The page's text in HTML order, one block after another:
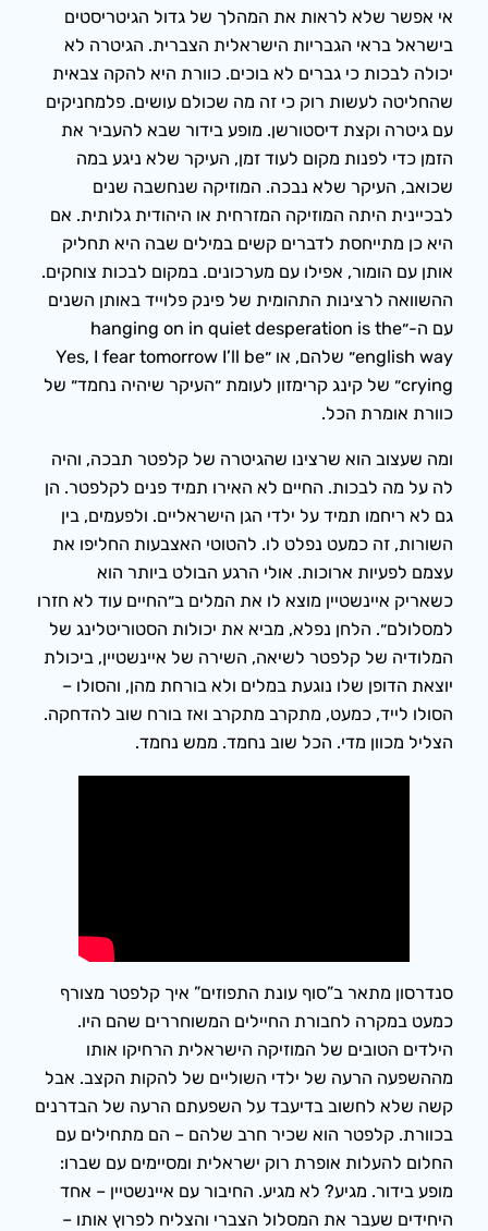
אי אפשר שלא לראות את המהלך של גדול הגיטריסטים
בישראל בראי הגבריות הישראלית הצברית. הגיטרה לא
יכולה לבכות כי גברים לא בוכים. כוורת היא להקה צבאית
שהחליטה לעשות רוק כי זה מה שכולם עושים. פלמחניקים
עם גיטרה וקצת דיסטורשן. מופע בידור שבא להעביר את
הזמן כדי לפנות מקום לעוד זמן, העיקר שלא ניגע במה
שכואב, העיקר שלא נבכה. המוזיקה שנחשבה שנים
לבכיינית היתה המוזיקה המזרחית או היהודית גלותית. אם
היא כן מתייחסת לדברים קשים במילים שבה היא תחליק
אותן עם הומור, אפילו עם מערכונים. במקום לבכות צוחקים.
ההשוואה לרצינות התהומית של פינק פלוייד באותן השנים
עם ה-״hanging on in quiet desperation is the
english way״ שלהם, או ״Yes, I fear tomorrow I’ll be
crying״ של קינג קרימזון לעומת ״העיקר שיהיה נחמד״ של
כוורת אומרת הכל.
ומה שעצוב הוא שרצינו שהגיטרה של קלפטר תבכה, והיה
לה על מה לבכות. החיים לא האירו תמיד פנים לקלפטר. הן
גם לא ריחמו תמיד על ילדי הגן הישראליים. ולפעמים, בין
השורות, זה כמעט נפלט לו. להטוטי האצבעות החליפו את
עצמם לפעיות ארוכות. אולי הרגע הבולט ביותר הוא
כשאריק איינשטיין מוצא לו את המלים ב״החיים עוד לא חזרו
למסלולם״. הלחן נפלא, מביא את יכולות הסטוריטלינג של
המלודיה של קלפטר לשיאה, השירה של איינשטיין, ביכולת
יוצאת הדופן שלו נוגעת במלים ולא בורחת מהן, והסולו –
הסולו לייד, כמעט, מתקרב מתקרב ואז בורח שוב להדחקה.
הצליל מכוון מדי. הכל שוב נחמד. ממש נחמד.
סנדרסון מתאר ב”סוף עונת התפוזים” איך קלפטר מצורף
כמעט במקרה לחבורת החיילים המשוחררים שהם היו.
הילדים הטובים של המוזיקה הישראלית הרחיקו אותו
מההשפעה הרעה של ילדי השוליים של להקות הקצב. אבל
קשה שלא לחשוב בדיעבד על השפעתם הרעה של הבדרנים
בכוורת. קלפטר הוא שכיר חרב שלהם – הם מתחילים עם
החלום להעלות אופרת רוק ישראלית ומסיימים עם שברו:
מופע בידור. מגיע? לא מגיע. החיבור עם איינשטיין – אחד
היחידים שעבר את המסלול הצברי והצליח לפרוץ אותו –